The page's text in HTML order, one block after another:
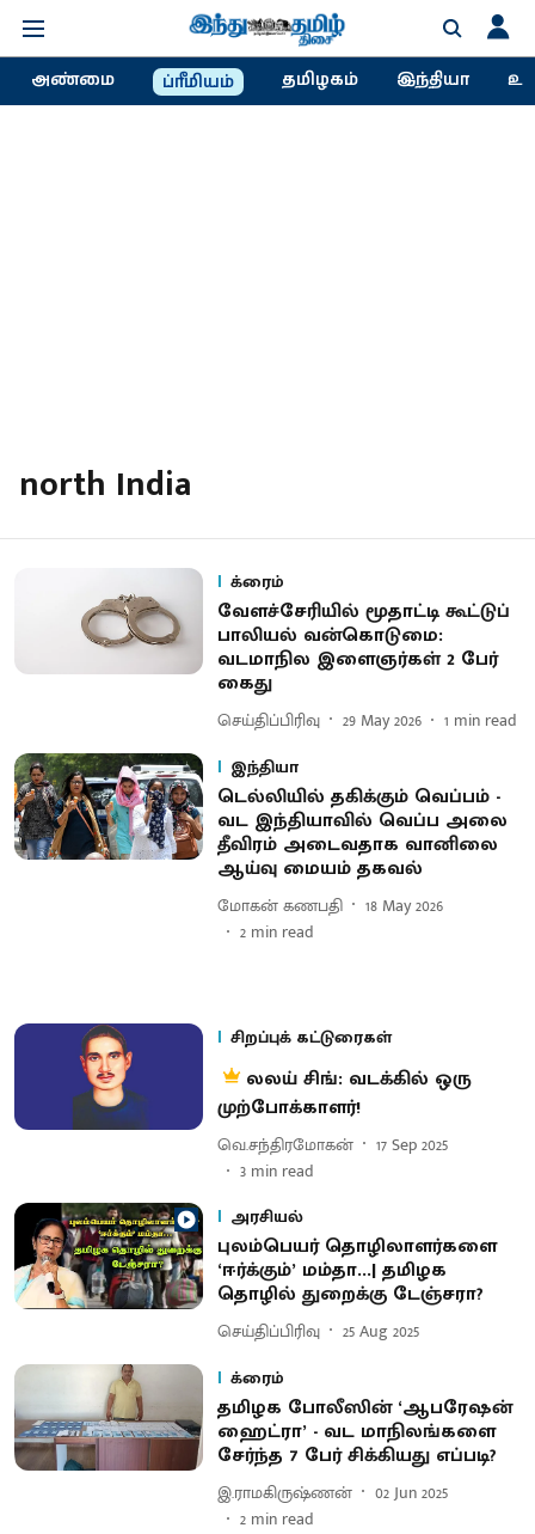
அண்மை ப்ரீமியம் தமிழகம் இந்தியா
north India
க்ரைம்
வேளச்சேரியில் மூதாட்டி கூட்டுப்
பாலியல் வன்கொடுமை:
வடமாநில இளைஞர்கள் 2 பேர்
கைது
செய்திப்பிரிவு 29 May 2026 1 min read
இந்தியா
டெல்லியில் தகிக்கும் வெப்பம் -
வட இந்தியாவில் வெப்ப அலை
தீவிரம் அடைவதாக வானிலை
ஆய்வு மையம் தகவல்
மோகன் கணபதி
18 May 2026
2 min read
சிறப்புக் கட்டுரைகள்
லலய் சிங்: வடக்கில் ஒரு
முற்போக்காளர்!
வெ.சந்திரமோகன்
17 Sep 2025
3 min read
அரசியல்
புலம்பெயர் தொழிலாளர்களை
‘ஈர்க்கும்’ மம்தா...| தமிழக
தொழில் துறைக்கு டேஞ்சரா?
செய்திப்பிரிவு
25 Aug 2025
க்ரைம்
தமிழக போலீஸின் ‘ஆபரேஷன்
ஹைட்ரா’ - வட மாநிலங்களை
சேர்ந்த 7 பேர் சிக்கியது எப்படி?
இ.ராமகிருஷ்ணன்
02 Jun 2025
2 min read